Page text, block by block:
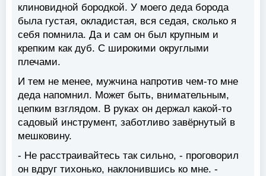
клиновидной бородкой. У моего деда борода
была густая, окладистая, вся седая, сколько я
себя помнила. Да и сам он был крупным и
крепким как дуб. С широкими округлыми
плечами.
И тем не менее, мужчина напротив чем-то мне
деда напомнил. Может быть, внимательным,
цепким взглядом. В руках он держал какой-то
садовый инструмент, заботливо завёрнутый в
мешковину.
- Не расстраивайтесь так сильно, - проговорил
он вдруг тихонько, наклонившись ко мне. -